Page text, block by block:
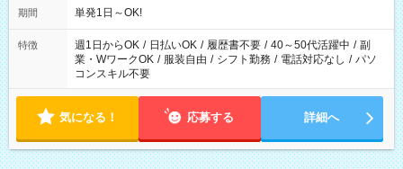
期間 単発1日～OK!
特徴 週1日からOK / 日払いOK / 履歴書不要 / 40～50代活躍中 / 副
業・WワークOK / 服装自由 / シフト勤務 / 電話対応なし / パソ
コンスキル不要
気になる！ 応募する 詳細へ